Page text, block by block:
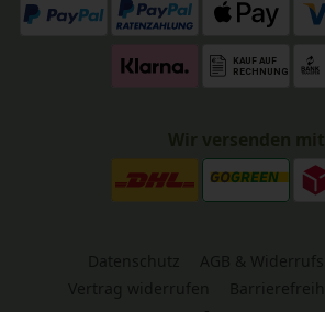
Wir versenden mit